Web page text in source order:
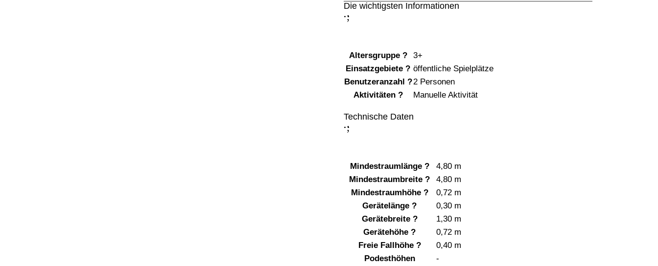
Die wichtigsten Informationen
:
;
Altersgruppe ?
3+
Einsatzgebiete ? öffentliche Spielplätze
Benutzeranzahl ?2 Personen
Aktivitäten ? Manuelle Aktivität
Technische Daten
:
;
Mindestraumlänge ?
4,80 m
Mindestraumbreite ?
4,80 m
Mindestraumhöhe ?
0,72 m
Gerätelänge ?
0,30 m
Gerätebreite ?
1,30 m
Gerätehöhe ?
0,72 m
Freie Fallhöhe ?
0,40 m
Podesthöhen
-